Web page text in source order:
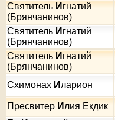
СвятительИгнатий
(Брянчанинов)
Святитель И гнатий
(Брянчанинов)
СвятительИгнатий
(Брянчанинов)
Схимонах И ларион
Пресвитер И лия Екдик